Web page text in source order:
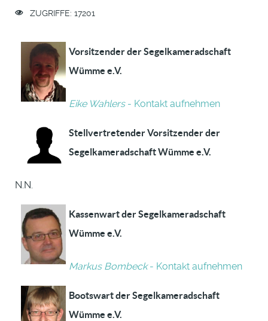
ZUGRIFFE: 17201
Vorsitzender der Segelkameradschaft
Wümme e.V.
Eike Wahlers- Kontakt aufnehmen
Stellvertretender Vorsitzender der
Segelkameradschaft Wümme e.V.
N.N.
Kassenwart der Segelkameradschaft
Wümme e.V.
Markus Bombeck- Kontakt aufnehmen
Bootswart der Segelkameradschaft
Wümme e.V.